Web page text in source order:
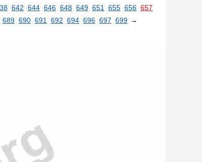
642 644 646 648 649 651 655 656 657
689 690 691 692 694 696 697 699 →